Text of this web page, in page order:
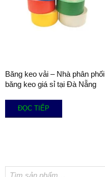
Băng keo vải – Nhà phân phối
băng keo giá sỉ tại Đà Nẵng
ĐỌC TIẾP
Tìm